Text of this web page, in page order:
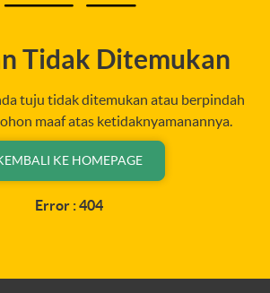
Tidak Ditemukan
tuju tidak ditemukan atau berpindah
maaf atas ketidaknyamanannya.
KE HOMEPAGE
Error : 404